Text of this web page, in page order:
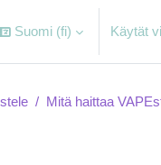
Suomi ‎(fi)‎ Käytät
Mitä haittaa